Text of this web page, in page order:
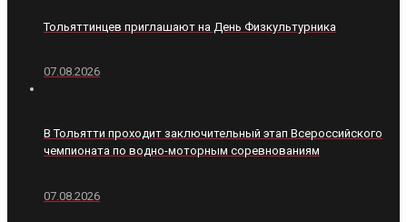
Тольяттинцев приглашают на День Физкультурника
07.08.2026
В Тольятти проходит заключительный этап Всероссийского
чемпионата по водно-моторным соревнованиям
07.08.2026